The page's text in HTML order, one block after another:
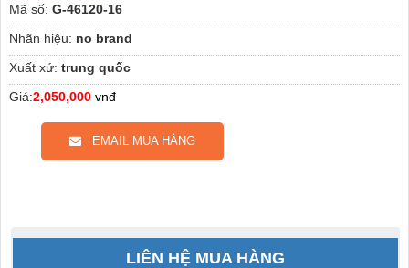
Mã số: G-46120-16
Nhãn hiệu: no brand
Xuất xứ: trung quốc
Giá:2,050,000 vnđ
EMAIL MUA HÀNG
LIÊN HỆ MUA HÀNG